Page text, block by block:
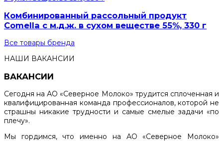
Комбинированный рассольный продукт
Comella с м.д.ж. в сухом веществе 55%, 330 г
Все товары бренда
НАШИ ВАКАНСИИ
ВАКАНСИИ
Сегодня на АО «Северное Молоко» трудится сплоченная и
квалифицированная команда профессионалов, которой не
страшны никакие трудности и самые смелые задачи «по
плечу».
Мы гордимся, что именно на АО «Северное Молоко»